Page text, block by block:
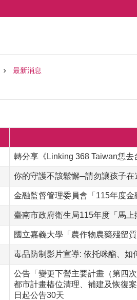
最新消息
轉分享《Linking 368 Taiwan恁去
你的守護不該鬆懈─請勿讓孩子在
金融監督管理委員會「115年度
臺南市政府衛生局115年度「馬
國立嘉義大學「農作物農藥殘留
毒品防制影片宣導: 依托咪酯、如
公告「變更下營主要計畫（第四
都市計畫樁位清理、補建及恢復
日起公告30天